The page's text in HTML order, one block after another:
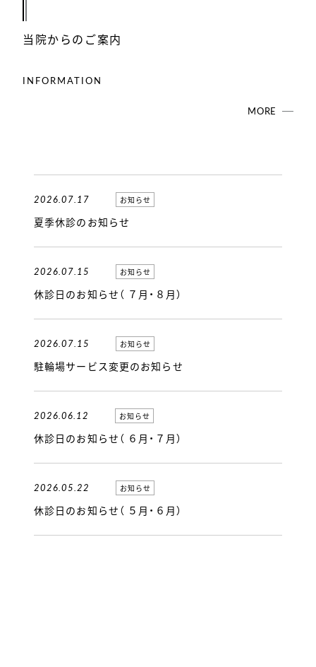
当院からのご案内
INFORMATION
MORE
2026.07.17 お知らせ
夏季休診のお知らせ
2026.07.15 お知らせ
休診日のお知らせ（ ７月・８月）
2026.07.15 お知らせ
駐輪場サービス変更のお知らせ
2026.06.12 お知らせ
休診日のお知らせ（ ６月・７月）
2026.05.22 お知らせ
休診日のお知らせ（ ５月・６月）